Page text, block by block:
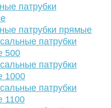
патрубки
патрубки прямые
патрубки
500
патрубки
1000
патрубки
1100